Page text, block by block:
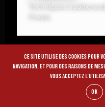
Techniques
Ce site utilise des cookies pour
navigation, et pour des raisons de
vous acceptez
OK